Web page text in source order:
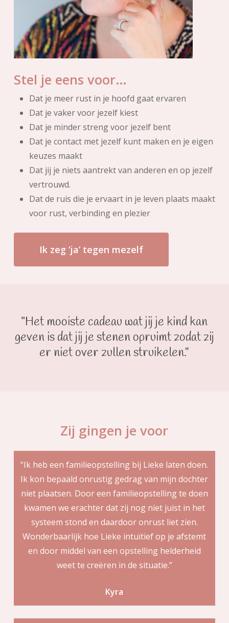
Stel je eens voor…
Dat je meer rust in je hoofd gaat ervaren
Dat je vaker voor jezelf kiest
Dat je minder streng voor jezelf bent
Dat je contact met jezelf kunt maken en je eigen
keuzes maakt
Dat jij je niets aantrekt van anderen en op jezelf
vertrouwd.
Dat de ruis die je ervaart in je leven plaats maakt
voor rust, verbinding en plezier
Ik zeg ‘ja’ tegen mezelf
“Het mooiste cadeau wat jij je kind kan
geven is dat jij je stenen opruimt zodat zij
er niet over zullen struikelen.”
Zij gingen je voor
“Ik heb een familieopstelling bij Lieke laten doen.
Ik kon bepaald onrustig gedrag van mijn dochter
niet plaatsen. Door een familieopstelling te doen
kwamen we erachter dat zij nog niet juist in het
systeem stond en daardoor onrust liet zien.
Wonderbaarlijk hoe Lieke intuïtief op je afstemt
en door middel van een opstelling helderheid
weet te creëren in de situatie.”
Kyra